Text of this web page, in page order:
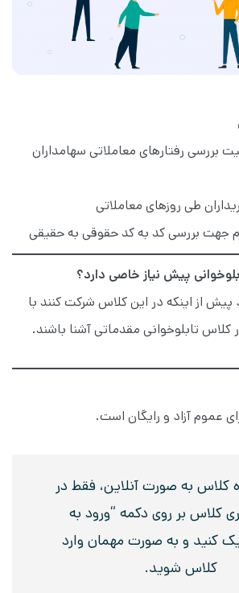
بررسی رفتارهای معاملاتی سهامداران
طی روزهای معاملاتی
جهت بررسی کد به کد حقوقی به حقیقی
پیش نیاز خاصی دارد؟
پیش از اینکه در این کلاس شرکت کنند با
کلاس تابلوخوانی مقدماتی آشنا باشند.
عموم آزاد و رایگان است.
کلاس به صورت آنلاین، فقط در
کلاس بر روی دکمه “ورود به
کنید و به صورت مهمان وارد
کلاس شوید.